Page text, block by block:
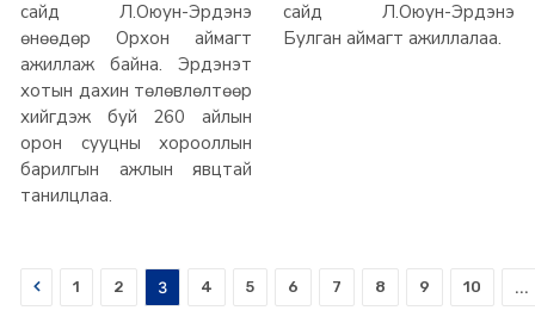
сайд Л.Оюун-Эрдэнэ
өнөөдөр Орхон аймагт
ажиллаж байна. Эрдэнэт
хотын дахин төлөвлөлтөөр
хийгдэж буй 260 айлын
орон сууцны хорооллын
барилгын ажлын явцтай
танилцлаа.
илэрхийлэв
сайд Л.Оюун-Эрдэнэ
Булган аймагт ажиллалаа.
Prev 1 2 3 4 5 6 7 8 9 10 ...